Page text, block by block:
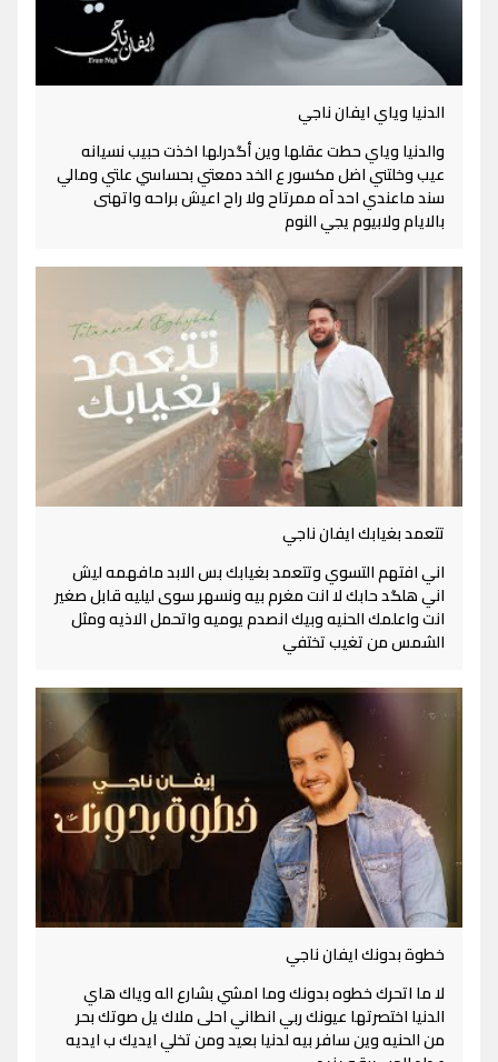
الدنيا وياي ايفان ناجي
والدنيا وياي حطت عقلها وين أگدرلها اخذت حبيب نسيانه
عيب وخلتني اضل مكسور ع الخد دمعتي بحساسي علتي ومالي
سند ماعندي احد آه ممرتاح ولا راح اعيش براحه واتهنى
بالايام ولابيوم يجي النوم
تتعمد بغيابك ايفان ناجي
اني افتهم التسوي وتتعمد بغيابك بس الابد مافهمه ليش
اني هلگد حابك لا انت مغرم بيه ونسهر سوى ليليه قابل صغير
انت واعلمك الحنيه وبيك انصدم يوميه واتحمل الاذيه ومثل
الشمس من تغيب تختفي
خطوة بدونك ايفان ناجي
لا ما اتحرك خطوه بدونك وما امشي بشارع اله وياك هاي
الدنيا اختصرتها عيونك ربي انطاني احلى ملاك يل صوتك بحر
من الحنيه وين سافر بيه لدنيا بعيد ومن تخلي ايديك ب ايديه